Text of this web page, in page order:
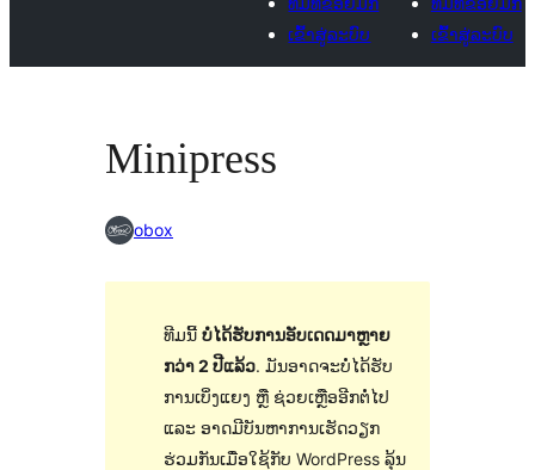
ເຂົ້າສູ່ລະບົບ
ເຂົ້າສູ່ລະບົບ
Minipress
obox
ທີມນີ້ ບໍ່ໄດ້ຮັບການອັບເດດມາຫຼາຍ
ກວ່າ 2 ປີແລ້ວ. ມັນອາດຈະບໍ່ໄດ້ຮັບ
ການເບິ່ງແຍງ ຫຼື ຊ່ວຍເຫຼືອອີກຕໍ່ໄປ
ແລະ ອາດມີບັນຫາການເຮັດວຽກ
ຮ່ວມກັນເມື່ອໃຊ້ກັບ WordPress ລຸ້ນ